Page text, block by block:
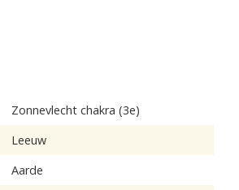
Zonnevlecht chakra (3e)
Leeuw
Aarde